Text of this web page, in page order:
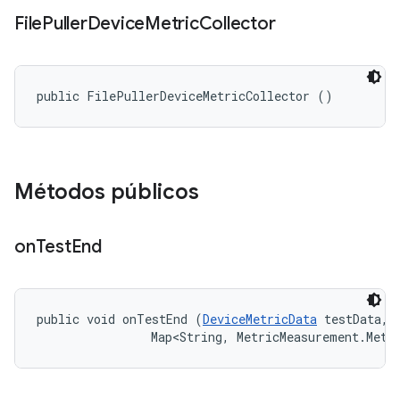
FilePullerDeviceMetricCollector
public FilePullerDeviceMetricCollector ()
Métodos públicos
onTestEnd
public void onTestEnd (DeviceMetricData testData,
Map<String,